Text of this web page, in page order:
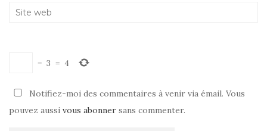
− 3 = 4
Notifiez-moi des commentaires à venir via émail. Vous
pouvez aussi vous abonner sans commenter.